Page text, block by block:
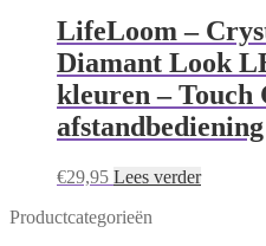
LifeLoom –
Diamant Look
kleuren – Touch
afstandbediening
€29,95 Lees verder
Productcategorieën